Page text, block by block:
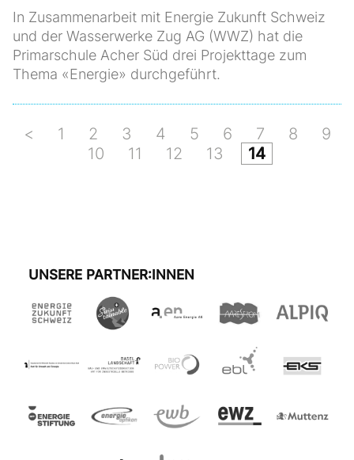
In Zusammenarbeit mit Energie Zukunft Schweiz
und der Wasserwerke Zug AG (WWZ) hat die
Primarschule Acher Süd drei Projekttage zum
Thema «Energie» durchgeführt.
< 1 2 3 4 5 6 7 8
9
10
11 12 13 14
UNSERE PARTNER:INNEN